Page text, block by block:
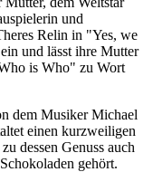
und
Relin in "Yes, we
und lässt ihre Mutter
is Who" zu Wort
dem Musiker Michael
einen kurzweiligen
dessen Genuss auch
gehört.